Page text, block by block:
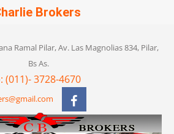
Ramal Pilar, Av. Las Magnolias 834, Pilar,
Bs As.
3728-4670
Brokers